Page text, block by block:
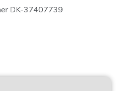
DK-37407739